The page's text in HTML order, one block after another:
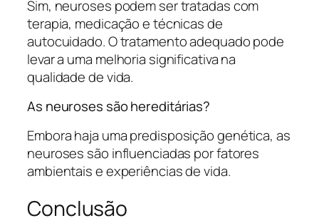
Sim, neuroses podem ser tratadas com
terapia, medicação e técnicas de
autocuidado. O tratamento adequado pode
levar a uma melhoria significativa na
qualidade de vida.
As neuroses são hereditárias?
Embora haja uma predisposição genética, as
neuroses são influenciadas por fatores
ambientais e experiências de vida.
Conclusão